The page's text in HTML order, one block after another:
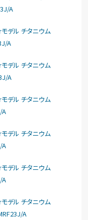
A
デル チタニウム
A
デル チタニウム
A
デル チタニウム
A
デル チタニウム
A
デル チタニウム
A
デル チタニウム
A